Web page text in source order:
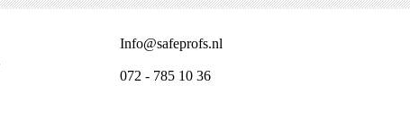
Info@safeprofs.nl
072 - 785 10 36